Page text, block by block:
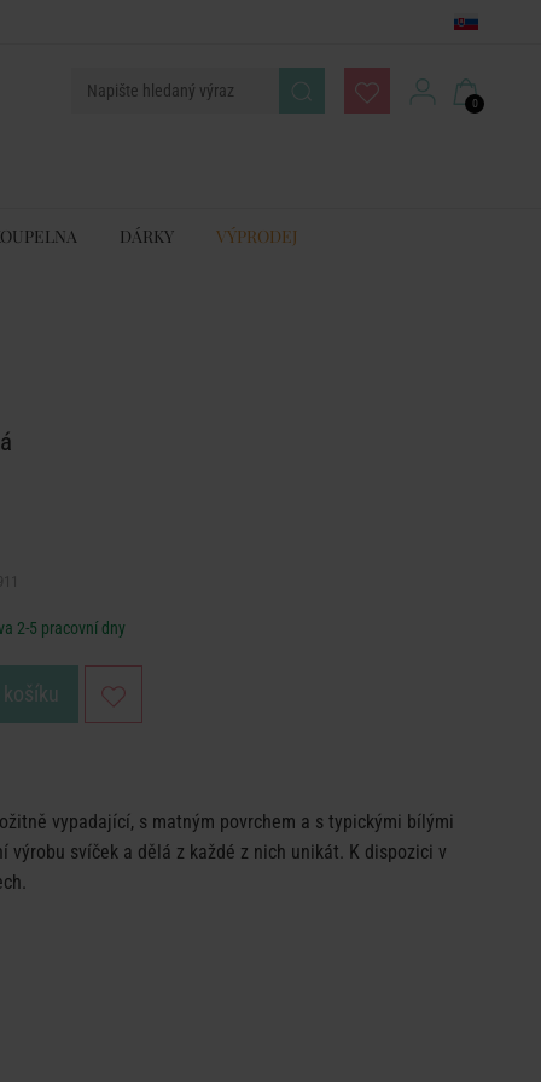
0
DÁRKY VÝPRODEJ
2-5 pracovní dny
vypadající, s matným povrchem a s typickými bílými
výrobu svíček a dělá z každé z nich unikát. K dispozici v